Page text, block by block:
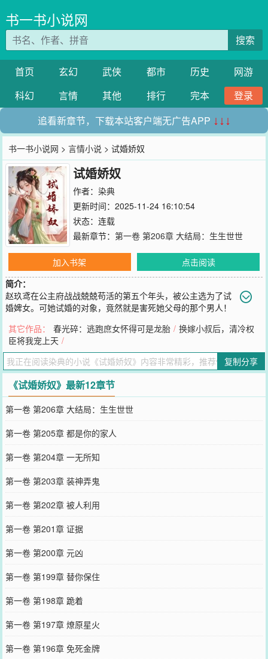
书一书小说网
搜索
首页 玄幻 武侠 都市 历史
网游
科幻
言情 其他 排行 完本
登录
追看新章节，下载本站客户端无广告APP ↓↓↓
书一书小说网 >言情小说 > 试婚娇奴
试婚娇奴
作者： 染典
更新时间：2025-11-24 16:10:54
状态：连载
最新章节： 第一卷 第206章 大结局：生生世世
加入书架
点击阅读
简介：
赵玖鸢在公主府战战兢兢苟活的第五个年头，被公主选为了试
婚婢女。可她试婚的对象，竟然就是害死她父母的那个男人！
没有认出她来。公主之命难违，赵玖鸢想着试婚结束之后两人便再无
瓜葛。可没想到，接二连三地发生了不少事件，让两人的关系愈发紧
密。这男人总是阴魂不散，赵玖鸢想不清缘由。直到后来，赵玖鸢才
明白，他靠近她，是为了多年以前的一桩旧案……
您要是觉得《试婚娇奴 》还不错的话请不要忘记向您QQ群和微博微信
里的朋友推荐哦！
其它作品： 春光碎：逃跑庶女怀得可是龙胎 / 换嫁小叔后，清冷权
臣将我宠上天 /
复制分享
《试婚娇奴》最新12章节
第一卷 第206章 大结局：生生世世
第一卷 第205章 都是你的家人
第一卷 第204章 一无所知
第一卷 第203章 装神弄鬼
第一卷 第202章 被人利用
第一卷 第201章 证据
第一卷 第200章 元凶
第一卷 第199章 替你保住
第一卷 第198章 跪着
第一卷 第197章 燎原星火
第一卷 第196章 免死金牌